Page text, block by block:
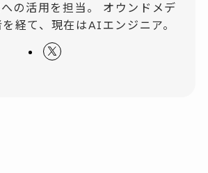
の活用を担当。 オウンドメデ
経て、現在はAIエンジニア。